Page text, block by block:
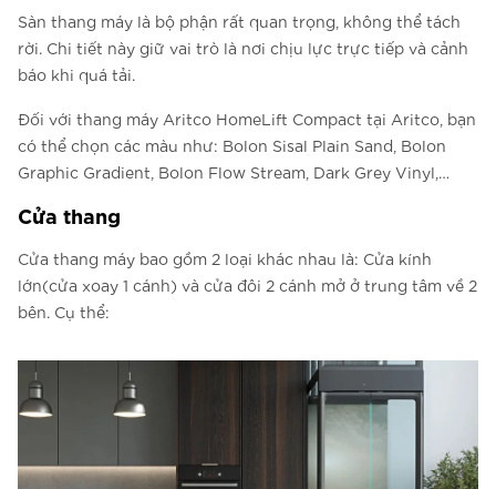
Sàn thang máy là bộ phận rất quan trọng, không thể tách
rời. Chi tiết này giữ vai trò là nơi chịu lực trực tiếp và cảnh
báo khi quá tải.
Đối với thang máy Aritco HomeLift Compact tại Aritco, bạn
có thể chọn các màu như: Bolon Sisal Plain Sand, Bolon
Graphic Gradient, Bolon Flow Stream, Dark Grey Vinyl,…
Cửa thang
Cửa thang máy bao gồm 2 loại khác nhau là: Cửa kính
lớn(cửa xoay 1 cánh) và cửa đôi 2 cánh mở ở trung tâm về 2
bên. Cụ thể: